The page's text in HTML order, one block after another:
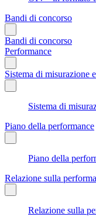
Bandi di concorso
Bandi di concorso
Performance
Sistema di misurazione
Sistema di
Piano della performance
Piano della
Relazione sulla
Relazione sulla